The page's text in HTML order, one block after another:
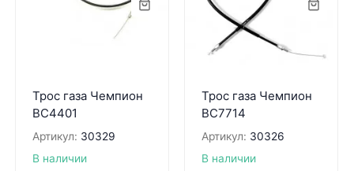
Трос газа Чемпион
BC4401
Артикул: 30329
В наличии
Трос газа Чемпион
BC7714
Артикул: 30326
В наличии